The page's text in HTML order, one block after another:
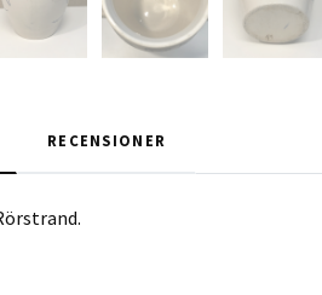
RECENSIONER